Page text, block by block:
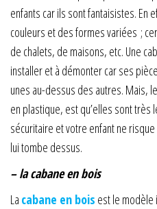
enfants car ils sont fantaisistes. En
couleurs et des formes variées ;
de chalets, de maisons, etc. Une
installer et à démonter car ses
unes au-dessus des autres. Mais,
en plastique, est qu’elles sont très
sécuritaire et votre enfant ne
lui tombe dessus.
– la cabane en bois
La cabane en bois est le modèle